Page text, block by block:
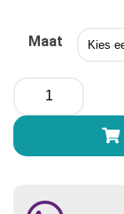
Maat
Swaens
Basic
Ultra